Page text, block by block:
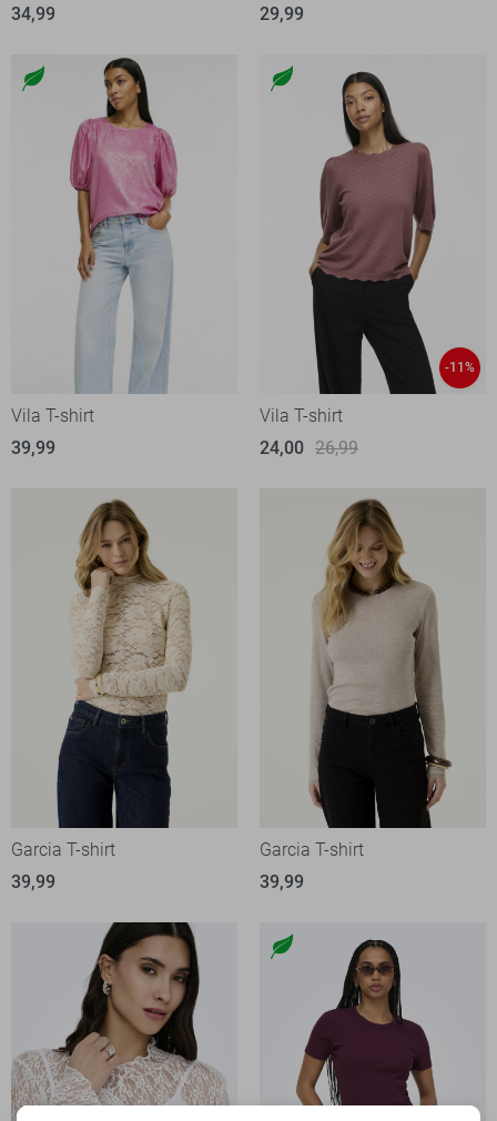
34,99
29,99
Vila T-shirt
39,99
-11%
Vila T-shirt
24,00 26,99
Garcia T-shirt
39,99
Garcia T-shirt
39,99